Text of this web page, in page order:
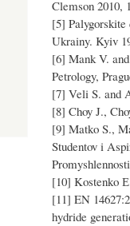
Clemson 2010,
[5]
Ukrainy. Kyiv
[6] Mank V.
Petrology,
[7] Veli S. and
[8] Choy J.,
[9] Matko S.,
Studentov i
[10] Kostenko
[11] EN
hydride